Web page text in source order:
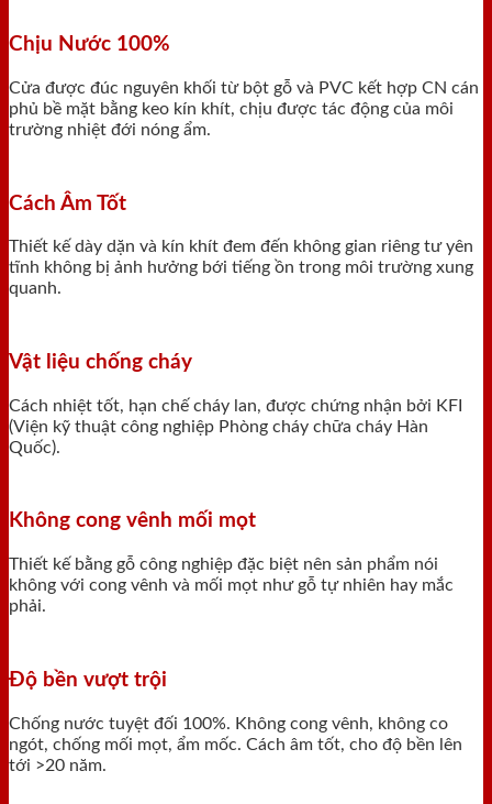
Chịu Nước 100%
Cửa được đúc nguyên khối từ bột gỗ và PVC kết hợp CN cán
phủ bề mặt bằng keo kín khít, chịu được tác động của môi
trường nhiệt đới nóng ẩm.
Cách Âm Tốt
Thiết kế dày dặn và kín khít đem đến không gian riêng tư yên
tĩnh không bị ảnh hưởng bới tiếng ồn trong môi trường xung
quanh.
Vật liệu chống cháy
Cách nhiệt tốt, hạn chế cháy lan, được chứng nhận bởi KFI
(Viện kỹ thuật công nghiệp Phòng cháy chữa cháy Hàn
Quốc).
Không cong vênh mối mọt
Thiết kế bằng gỗ công nghiệp đặc biệt nên sản phẩm nói
không với cong vênh và mối mọt như gỗ tự nhiên hay mắc
phải.
Độ bền vượt trội
Chống nước tuyệt đối 100%. Không cong vênh, không co
ngót, chống mối mọt, ẩm mốc. Cách âm tốt, cho độ bền lên
tới >20 năm.